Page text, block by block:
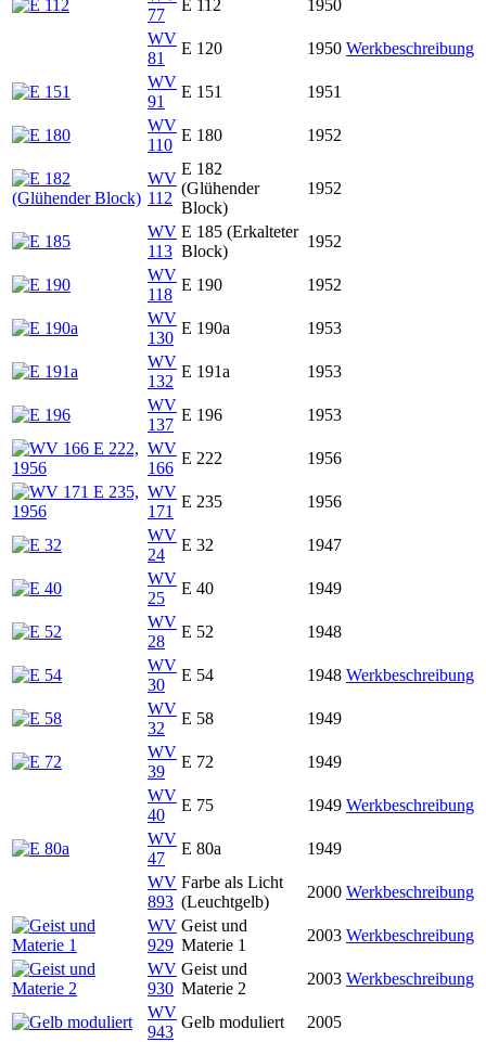
77
E 112
1950
WV
81
E 120 1950 Werkbeschreibung
WV
91
E 151
1951
WV
110
E 180 1952
WV
112
E 182
(Glühender
Block)
1952
WV
113
E 185 (Erkalteter
Block)
1952
WV
118
E 190
1952
WV
130
E 190a
1953
WV
132
E 191a
1953
WV
137
E 196
1953
WV
166
E 222
1956
WV
171
E 235
1956
WV
24
E 32
1947
WV
25
E 40
1949
WV
28
E 52
1948
WV
30
E 54 1948 Werkbeschreibung
WV
32
E 58
1949
WV
39
E 72
1949
WV
40
E 75 1949 Werkbeschreibung
WV
47
E 80a
1949
WV
893
Farbe als Licht
(Leuchtgelb)
2000 Werkbeschreibung
WV
929
Geist und
Materie 1
2003 Werkbeschreibung
WV
930
Geist und
Materie 2
2003 Werkbeschreibung
WV
943
Gelb moduliert
2005